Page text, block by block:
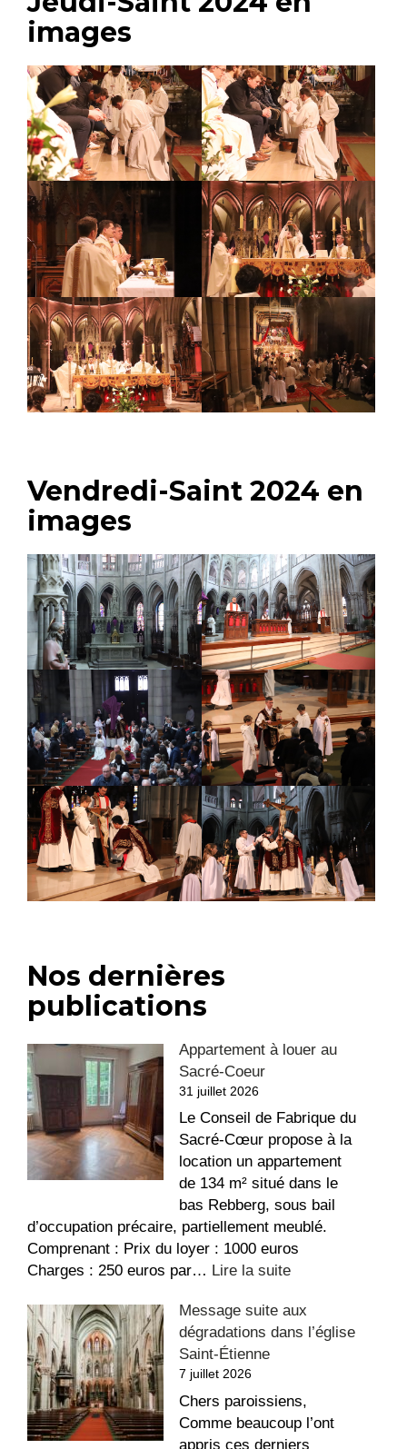
images
Vendredi-Saint 2024 en
images
Nos dernières
publications
Appartement à louer au
Sacré-Coeur
31 juillet 2026
Le Conseil de Fabrique du
Sacré-Cœur propose à la
location un appartement
de 134 m² situé dans le
bas Rebberg, sous bail
d’occupation précaire, partiellement meublé.
Comprenant : Prix du loyer : 1000 euros
Charges : 250 euros par… Lire la suite:
à
louer
Coeur
Message suite aux
dégradations dans l’église
Saint-Étienne
7 juillet 2026
Chers paroissiens,
Comme beaucoup l’ont
appris ces derniers